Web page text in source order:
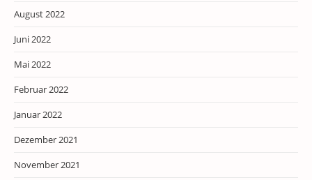
August 2022
Juni 2022
Mai 2022
Februar 2022
Januar 2022
Dezember 2021
November 2021